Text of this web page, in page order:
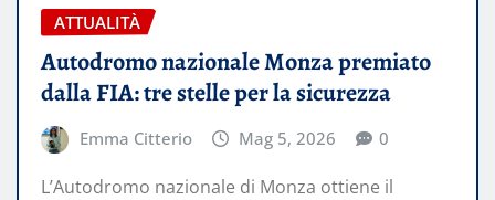
ATTUALITÀ
Autodromo nazionale Monza premiato
dalla FIA: tre stelle per la sicurezza
Emma Citterio Mag 5, 2026 0
L’Autodromo nazionale di Monza ottiene il